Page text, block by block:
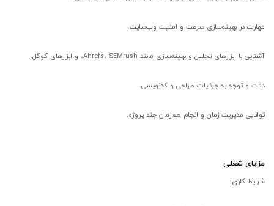
مهارت در بهینه‌سازی سرعت و امنیت وب‌سایت.
آشنایی با ابزارهای تحلیل و بهینه‌سازی مانند Ahrefs، SEMrush، و ابزارهای گوگل.
دقت و توجه به جزئیات طراحی و کدنویسی.
توانایی مدیریت زمان و انجام هم‌زمان چند پروژه.
مزایای شغلی
شرایط کاری: